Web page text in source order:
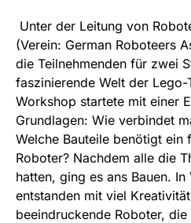
Informatik
Biber-Wettbewerb
Jugendwettbewerb
Bundeswettbewerb
Unter der Leitung von
(Verein: German Roboteers
die Teilnehmenden für zwei
faszinierende Welt der Lego-
Workshop startete mit einer
Grundlagen: Wie verbindet
Welche Bauteile benötigt ein
Roboter? Nachdem alle die
hatten, ging es ans Bauen.
entstanden mit viel
beeindruckende Roboter,